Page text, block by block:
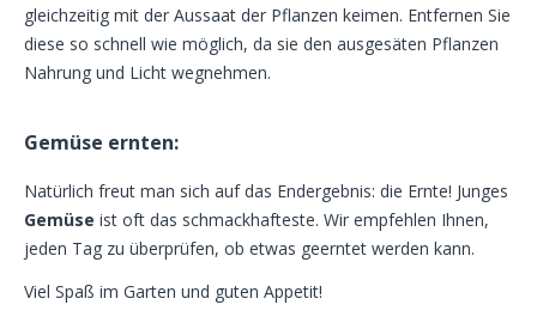
gleichzeitig mit der Aussaat der Pflanzen keimen. Entfernen Sie
diese so schnell wie möglich, da sie den ausgesäten Pflanzen
Nahrung und Licht wegnehmen.
Gemüse ernten:
Natürlich freut man sich auf das Endergebnis: die Ernte! Junges
Gemüse ist oft das schmackhafteste. Wir empfehlen Ihnen,
jeden Tag zu überprüfen, ob etwas geerntet werden kann.
Viel Spaß im Garten und guten Appetit!